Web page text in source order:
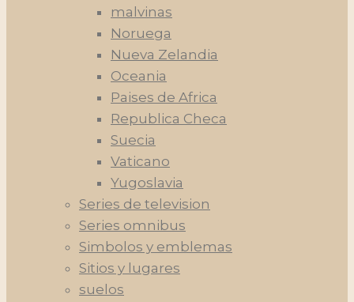
malvinas
Noruega
Nueva Zelandia
Oceania
Paises de Africa
Republica Checa
Suecia
Vaticano
Yugoslavia
Series de television
Series omnibus
Simbolos y emblemas
Sitios y lugares
suelos